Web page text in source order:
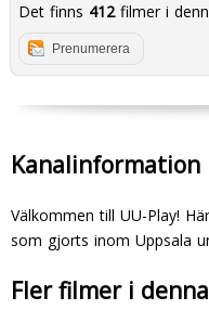
Det finns 412filmer i
Prenumerera
Kanalinformation
Välkommen till UU-Play!
som gjorts inom Uppsala
Fler filmer i